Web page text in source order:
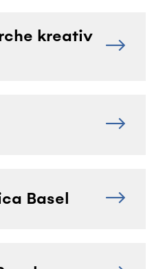
kreativ
Basel